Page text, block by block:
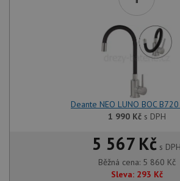
Deante NEO LUNO BOC
1 990 Kčs DPH
5 567 Kč s DPH
Běžná cena: 5 860 Kč
Sleva: 293 Kč